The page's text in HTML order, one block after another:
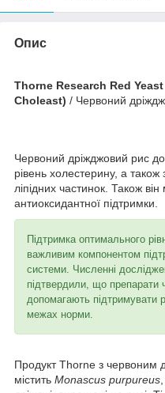
Опис
Thorne Research Red
Choleast) / Червоний
Червоний дріжджовий рис
рівень холестерину, а також
ліпідних частинок. Також
антиоксидантної підтримки.
Підтримка оптимального
важливим компонентом
системи. Численні
підтвердили, що препарати
допомагають підтримувати
межах норми.
Продукт Thorne з червоним
містить Monascus purpureus